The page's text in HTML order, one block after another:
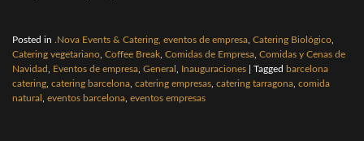
Posted in .Nova Events & Catering, eventos de empresa, Catering Biológico,
Catering vegetariano, Coffee Break, Comidas de Empresa, Comidas y Cenas de
Navidad, Eventos de empresa, General , Inauguraciones Tagged barcelona
catering, catering barcelona, catering empresas, catering tarragona, comida
natural , eventos barcelona, eventos empresas